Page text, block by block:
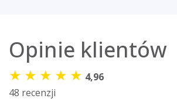
Opinie klientów
★ ★ ★ ★ ★ 4,96
48 recenzji